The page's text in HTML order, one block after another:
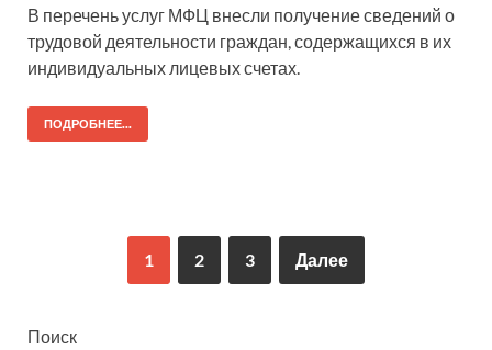
В перечень услуг МФЦ внесли получение сведений о
трудовой деятельности граждан, содержащихся в их
индивидуальных лицевых счетах.
ПОДРОБНЕЕ...
1 2 3 Далее
Поиск